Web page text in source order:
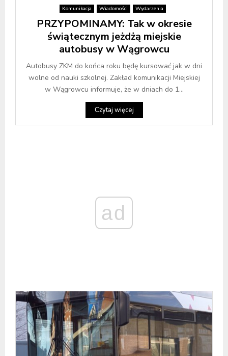
Komunikacja Wiadomości Wydarzenia
PRZYPOMINAMY: Tak w okresie
świątecznym jeżdżą miejskie
autobusy w Wągrowcu
Autobusy ZKM do końca roku będę kursować jak w dni
wolne od nauki szkolnej. Zakład komunikacji Miejskiej
w Wągrowcu informuje, że w dniach do 1...
Czytaj więcej
ad